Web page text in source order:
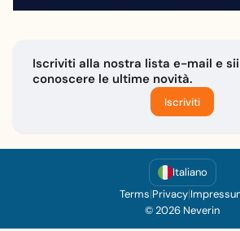
Iscriviti alla nostra lista e-mail e
conoscere le ultime novità.
Iscriviti
Italiano
Terms|Privacy|
© 2026 Neverin